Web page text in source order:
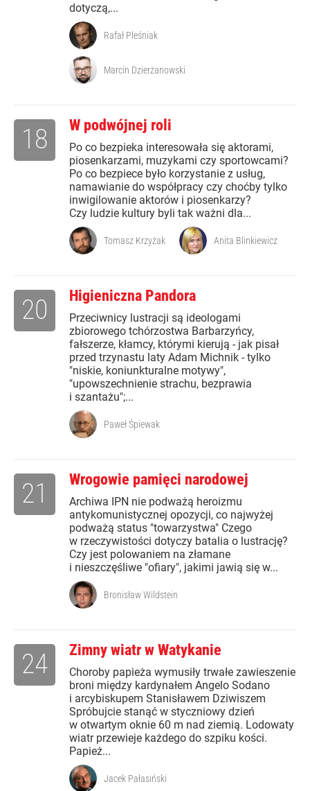
dotyczą,...
Rafał Pleśniak
Marcin Dzierżanowski
W podwójnej roli
Po co bezpieka interesowała się aktorami,
piosenkarzami, muzykami czy sportowcami?
Po co bezpiece było korzystanie z usług,
namawianie do współpracy czy choćby tylko
inwigilowanie aktorów i piosenkarzy?
Czy ludzie kultury byli tak ważni dla...
18
Tomasz Krzyżak Anita Blinkiewicz
Higieniczna Pandora
Przeciwnicy lustracji są ideologami
zbiorowego tchórzostwa Barbarzyńcy,
fałszerze, kłamcy, którymi kierują - jak pisał
przed trzynastu laty Adam Michnik - tylko
"niskie, koniunkturalne motywy",
"upowszechnienie strachu, bezprawia
i szantażu";...
20
Paweł Śpiewak
Wrogowie pamięci narodowej
Archiwa IPN nie podważą heroizmu
antykomunistycznej opozycji, co najwyżej
podważą status "towarzystwa" Czego
w rzeczywistości dotyczy batalia o lustrację?
Czy jest polowaniem na złamane
i nieszczęśliwe "ofiary", jakimi jawią się w...
21
Bronisław Wildstein
Zimny wiatr w Watykanie
Choroby papieża wymusiły trwałe zawieszenie
broni między kardynałem Angelo Sodano
i arcybiskupem Stanisławem Dziwiszem
Spróbujcie stanąć w styczniowy dzień
w otwartym oknie 60 m nad ziemią. Lodowaty
wiatr przewieje każdego do szpiku kości.
Papież...
24
Jacek Pałasiński